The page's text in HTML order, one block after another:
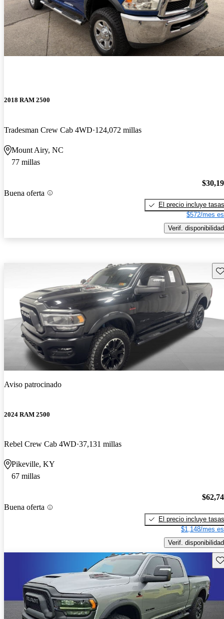
2018 RAM 2500
Tradesman Crew Cab 4WD 124,072 millas
Mount Airy, NC
77 millas
Buena oferta
El precio incluye tasas
$572/mes
Verif. disponibilidad
Aviso patrocinado
2024 RAM 2500
Rebel Crew Cab 4WD 37,131 millas
Pikeville, KY
67 millas
Buena oferta
El precio incluye tasas
$1,148/mes
Verif. disponibilidad